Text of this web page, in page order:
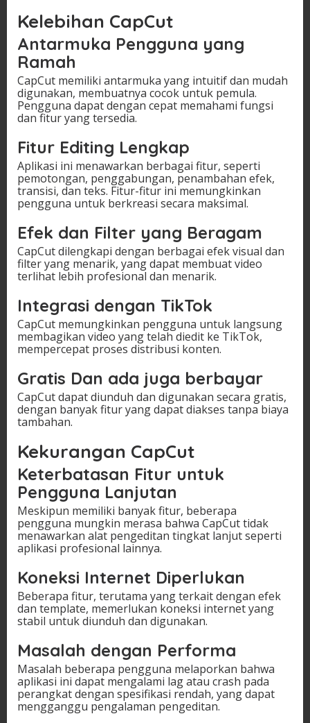
Kelebihan CapCut
Antarmuka Pengguna yang
Ramah
CapCut memiliki antarmuka yang intuitif dan mudah
digunakan, membuatnya cocok untuk pemula.
Pengguna dapat dengan cepat memahami fungsi
dan fitur yang tersedia.
Fitur Editing Lengkap
Aplikasi ini menawarkan berbagai fitur, seperti
pemotongan, penggabungan, penambahan efek,
transisi, dan teks. Fitur-fitur ini memungkinkan
pengguna untuk berkreasi secara maksimal.
Efek dan Filter yang Beragam
CapCut dilengkapi dengan berbagai efek visual dan
filter yang menarik, yang dapat membuat video
terlihat lebih profesional dan menarik.
Integrasi dengan TikTok
CapCut memungkinkan pengguna untuk langsung
membagikan video yang telah diedit ke TikTok,
mempercepat proses distribusi konten.
Gratis Dan ada juga berbayar
CapCut dapat diunduh dan digunakan secara gratis,
dengan banyak fitur yang dapat diakses tanpa biaya
tambahan.
Kekurangan CapCut
Keterbatasan Fitur untuk
Pengguna Lanjutan
Meskipun memiliki banyak fitur, beberapa
pengguna mungkin merasa bahwa CapCut tidak
menawarkan alat pengeditan tingkat lanjut seperti
aplikasi profesional lainnya.
Koneksi Internet Diperlukan
Beberapa fitur, terutama yang terkait dengan efek
dan template, memerlukan koneksi internet yang
stabil untuk diunduh dan digunakan.
Masalah dengan Performa
Masalah beberapa pengguna melaporkan bahwa
aplikasi ini dapat mengalami lag atau crash pada
perangkat dengan spesifikasi rendah, yang dapat
mengganggu pengalaman pengeditan.